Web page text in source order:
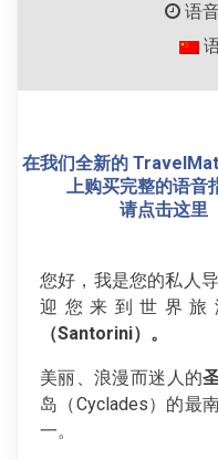
语
在我们全新的
上购买完整的语音
请点击这里
您好，我是您的私人
迎您来到世界旅
（Santorini）。
美丽、浪漫而迷人的
岛（Cyclades）的最
一。